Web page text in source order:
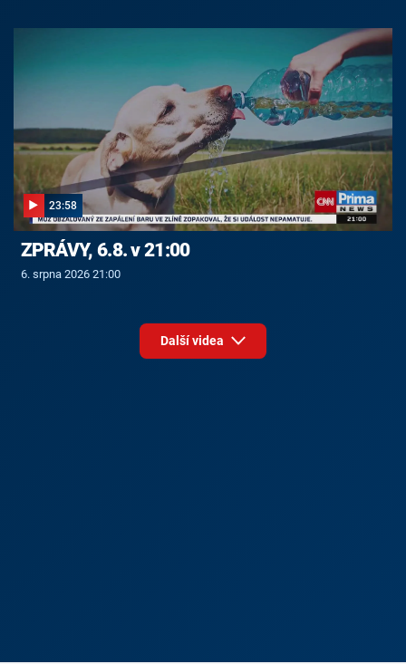
23:58
ZPRÁVY, 6.8. v 21:00
6. srpna 2026 21:00
Další videa